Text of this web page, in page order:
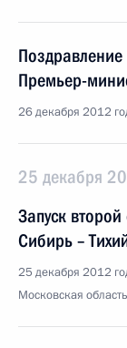
Премьер-
26 декабря 2012
25 декабря
Запуск
Сибирь –
25 декабря 2012
Московская